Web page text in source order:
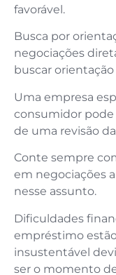
favorável.
Busca por
negociações
buscar
Uma empresa
consumidor pode
de uma revisão
Conte sempre
em negociações
nesse assunto.
Dificuldades
empréstimo
insustentável
ser o momento